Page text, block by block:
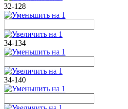
32-128
34-134
34-140